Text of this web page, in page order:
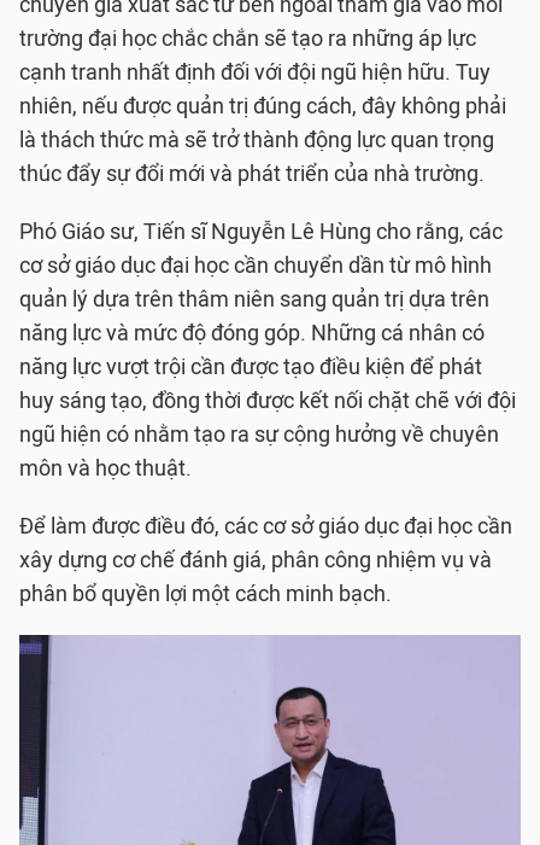
chuyên gia xuất sắc từ bên ngoài tham gia vào môi
trường đại học chắc chắn sẽ tạo ra những áp lực
cạnh tranh nhất định đối với đội ngũ hiện hữu. Tuy
nhiên, nếu được quản trị đúng cách, đây không phải
là thách thức mà sẽ trở thành động lực quan trọng
thúc đẩy sự đổi mới và phát triển của nhà trường.
Phó Giáo sư, Tiến sĩ Nguyễn Lê Hùng cho rằng, các
cơ sở giáo dục đại học cần chuyển dần từ mô hình
quản lý dựa trên thâm niên sang quản trị dựa trên
năng lực và mức độ đóng góp. Những cá nhân có
năng lực vượt trội cần được tạo điều kiện để phát
huy sáng tạo, đồng thời được kết nối chặt chẽ với đội
ngũ hiện có nhằm tạo ra sự cộng hưởng về chuyên
môn và học thuật.
Để làm được điều đó, các cơ sở giáo dục đại học cần
xây dựng cơ chế đánh giá, phân công nhiệm vụ và
phân bổ quyền lợi một cách minh bạch.